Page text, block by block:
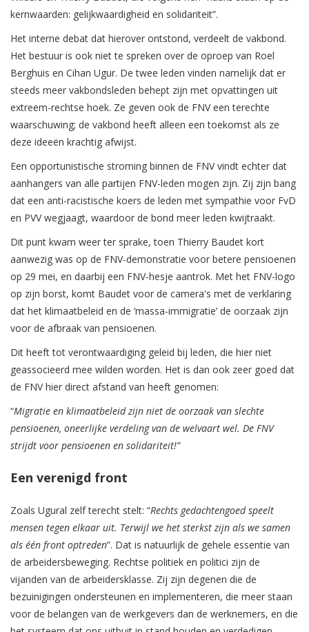
kernwaarden: gelijkwaardigheid en solidariteit”.
Het interne debat dat hierover ontstond, verdeelt de vakbond.
Het bestuur is ook niet te spreken over de oproep van Roel
Berghuis en Cihan Ugur. De twee leden vinden namelijk dat er
steeds meer vakbondsleden behept zijn met opvattingen uit
extreem-rechtse hoek. Ze geven ook de FNV een terechte
waarschuwing; de vakbond heeft alleen een toekomst als ze
deze ideeën krachtig afwijst.
Een opportunistische stroming binnen de FNV vindt echter dat
aanhangers van alle partijen FNV-leden mogen zijn. Zij zijn bang
dat een anti-racistische koers de leden met sympathie voor FvD
en PVV wegjaagt, waardoor de bond meer leden kwijtraakt.
Dit punt kwam weer ter sprake, toen Thierry Baudet kort
aanwezig was op de FNV-demonstratie voor betere pensioenen
op 29 mei, en daarbij een FNV-hesje aantrok. Met het FNV-logo
op zijn borst, komt Baudet voor de camera's met de verklaring
dat het klimaatbeleid en de ‘massa-immigratie’ de oorzaak zijn
voor de afbraak van pensioenen.
Dit heeft tot verontwaardiging geleid bij leden, die hier niet
geassocieerd mee wilden worden. Het is dan ook zeer goed dat
de FNV hier direct afstand van heeft genomen:
“Migratie en klimaatbeleid zijn niet de oorzaak van slechte
pensioenen, oneerlijke verdeling van de welvaart wel. De FNV
strijdt voor pensioenen en solidariteit!”
Een verenigd front
Zoals Ugural zelf terecht stelt: “Rechts gedachtengoed speelt
mensen tegen elkaar uit. Terwijl we het sterkst zijn als we samen
als één front optreden”. Dat is natuurlijk de gehele essentie van
de arbeidersbeweging. Rechtse politiek en politici zijn de
vijanden van de arbeidersklasse. Zij zijn degenen die de
bezuinigingen ondersteunen en implementeren, die meer staan
voor de belangen van de werkgevers dan de werknemers, en die